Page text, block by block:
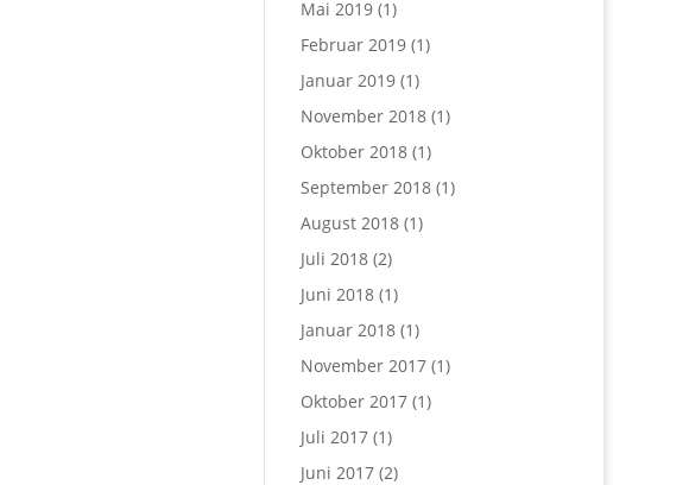
Mai 2019(1)
Februar 2019(1)
Januar 2019(1)
November 2018(1)
Oktober 2018(1)
September 2018(1)
August 2018(1)
Juli 2018(2)
Juni 2018(1)
Januar 2018(1)
November 2017(1)
Oktober 2017(1)
Juli 2017(1)
Juni 2017(2)